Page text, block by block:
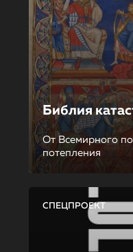
Библия
От Всемирного
потепления
СПЕЦПРОЕКТ